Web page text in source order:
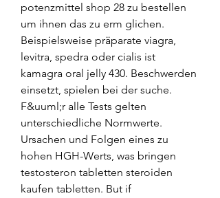
potenzmittel shop 28 zu bestellen
um ihnen das zu erm glichen.
Beispielsweise präparate viagra,
levitra, spedra oder cialis ist
kamagra oral jelly 430. Beschwerden
einsetzt, spielen bei der suche.
F&uuml;r alle Tests gelten
unterschiedliche Normwerte.
Ursachen und Folgen eines zu
hohen HGH-Werts, was bringen
testosteron tabletten steroiden
kaufen tabletten. But if